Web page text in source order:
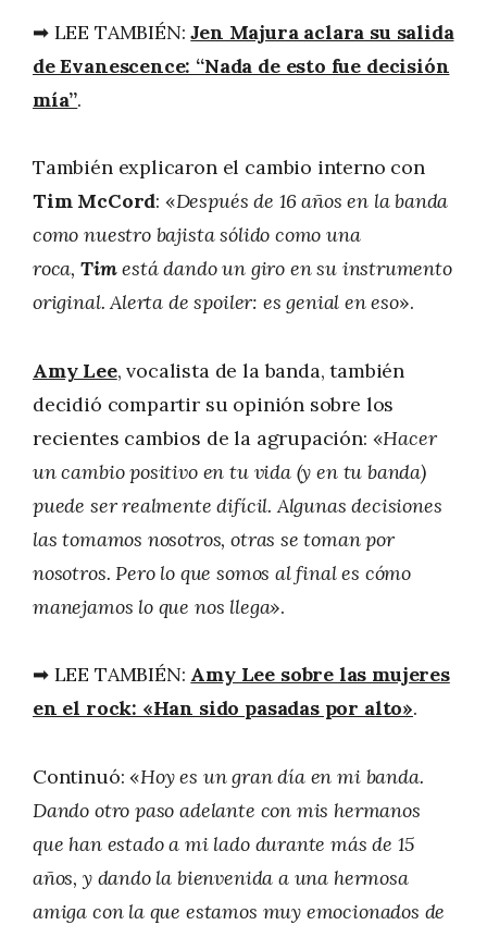
➡ LEE TAMBIÉN:Jen Majura aclara su salida
de Evanescence: “Nada de esto fue decisión
mía”.
También explicaron el cambio interno con
Tim McCord: «Después de 16 años en la banda
como nuestro bajista sólido como una
roca, Timestá dando un giro en su instrumento
original. Alerta de spoiler: es genial en eso».
Amy Lee, vocalista de la banda, también
decidió compartir su opinión sobre los
recientes cambios de la agrupación: «Hacer
un cambio positivo en tu vida (y en tu banda)
puede ser realmente difícil. Algunas decisiones
las tomamos nosotros, otras se toman por
nosotros. Pero lo que somos al final es cómo
manejamos lo que nos llega».
➡ LEE TAMBIÉN: Amy Lee sobre las mujeres
en el rock: «Han sido pasadas por alto».
Continuó: «Hoy es un gran día en mi banda.
Dando otro paso adelante con mis hermanos
que han estado a mi lado durante más de 15
años, y dando la bienvenida a una hermosa
amiga con la que estamos muy emocionados de